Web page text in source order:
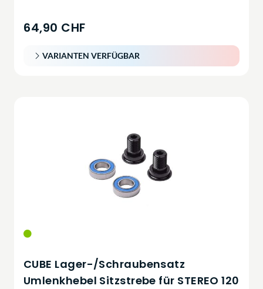
64,90 CHF
VARIANTEN VERFÜGBAR
CUBE Lager-/Schraubensatz
Umlenkhebel Sitzstrebe für STEREO 120